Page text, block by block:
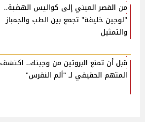
من القصر العيني إلى كواليس الهضبة..
"لوجين خليفة" تجمع بين الطب والجمباز
والتمثيل
قبل أن تمنع البروتين من وجبتك.. اكتشف
المتهم الحقيقي لـ "ألم النقرس"